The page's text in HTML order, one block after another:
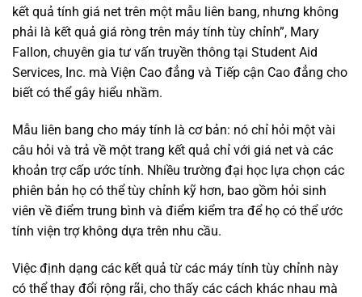
kết quả tính giá net trên một mẫu liên bang, nhưng không
phải là kết quả giá ròng trên máy tính tùy chỉnh”, Mary
Fallon, chuyên gia tư vấn truyền thông tại Student Aid
Services, Inc. mà Viện Cao đẳng và Tiếp cận Cao đẳng cho
biết có thể gây hiểu nhầm.
Mẫu liên bang cho máy tính là cơ bản: nó chỉ hỏi một vài
câu hỏi và trả về một trang kết quả chỉ với giá net và các
khoản trợ cấp ước tính. Nhiều trường đại học lựa chọn các
phiên bản họ có thể tùy chỉnh kỹ hơn, bao gồm hỏi sinh
viên về điểm trung bình và điểm kiểm tra để họ có thể ước
tính viện trợ không dựa trên nhu cầu.
Việc định dạng các kết quả từ các máy tính tùy chỉnh này
có thể thay đổi rộng rãi, cho thấy các cách khác nhau mà